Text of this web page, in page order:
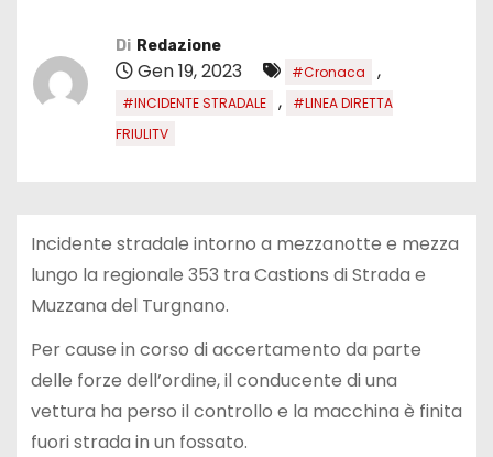
Di Redazione
Gen 19, 2023 #Cronaca ,
#INCIDENTE STRADALE ,
#LINEA DIRETTA
FRIULITV
Incidente stradale intorno a mezzanotte e mezza
lungo la regionale 353 tra Castions di Strada e
Muzzana del Turgnano.
Per cause in corso di accertamento da parte
delle forze dell’ordine, il conducente di una
vettura ha perso il controllo e la macchina è finita
fuori strada in un fossato.